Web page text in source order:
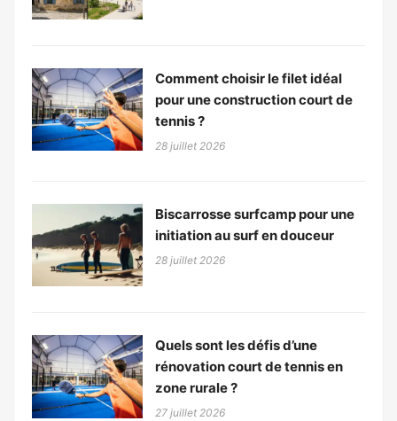
Comment choisir le filet idéal
pour une construction court de
tennis ?
28 juillet 2026
Biscarrosse surfcamp pour une
initiation au surf en douceur
28 juillet 2026
Quels sont les défis d’une
rénovation court de tennis en
zone rurale ?
27 juillet 2026